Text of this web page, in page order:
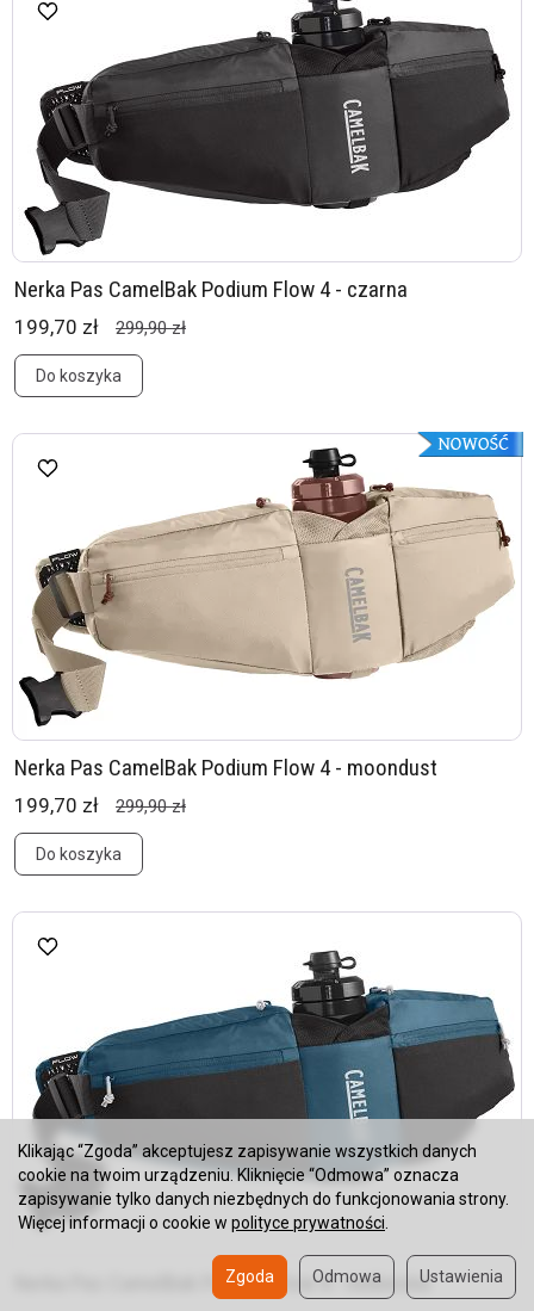
Nerka Pas CamelBak Podium Flow 4 - czarna
199,70 zł 299,90 zł
Do koszyka
Nerka Pas CamelBak Podium Flow 4 - moondust
199,70 zł 299,90 zł
Do koszyka
Nerka Pas CamelBak Podium Flow 4 - niebieska
Klikając “Zgoda” akceptujesz zapisywanie wszystkich danych
cookie na twoim urządzeniu. Kliknięcie “Odmowa” oznacza
zapisywanie tylko danych niezbędnych do funkcjonowania strony.
Więcej informacji o cookie w polityce prywatności
Ustawienia
Odmowa
Zgoda